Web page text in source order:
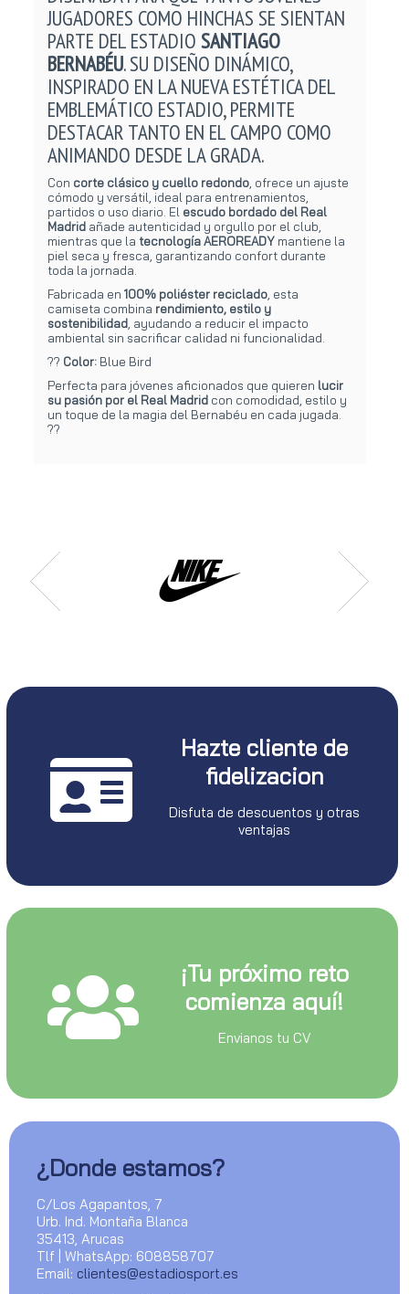
JUGADORES COMO HINCHAS SE SIENTAN
PARTE DEL ESTADIO SANTIAGO
BERNABÉU. SU DISEÑO DINÁMICO,
INSPIRADO EN LA NUEVA ESTÉTICA DEL
EMBLEMÁTICO ESTADIO, PERMITE
DESTACAR TANTO EN EL CAMPO COMO
ANIMANDO DESDE LA GRADA.
Con corte clásico y cuello redondo , ofrece un ajuste
cómodo y versátil, ideal para entrenamientos,
partidos o uso diario. El escudo bordado del Real
Madrid añade autenticidad y orgullo por el club,
mientras que la tecnología AEROREADY mantiene la
piel seca y fresca, garantizando confort durante
toda la jornada.
Fabricada en 100% poliéster reciclado , esta
camiseta combina rendimiento, estilo y
sostenibilidad , ayudando a reducir el impacto
ambiental sin sacrificar calidad ni funcionalidad.
?? Color: Blue Bird
Perfecta para jóvenes aficionados que quieren lucir
su pasión por el Real Madrid con comodidad, estilo y
un toque de la magia del Bernabéu en cada jugada.
??
Hazte cliente de
fidelizacion
Disfuta de descuentos y otras
ventajas
¡Tu próximo reto
comienza aquí!
Envianos tu CV
¿Donde estamos?
C/Los Agapantos, 7
Urb. Ind. Montaña Blanca
35413, Arucas
Tlf | WhatsApp: 608858707
Email: clientes@estadiosport.es